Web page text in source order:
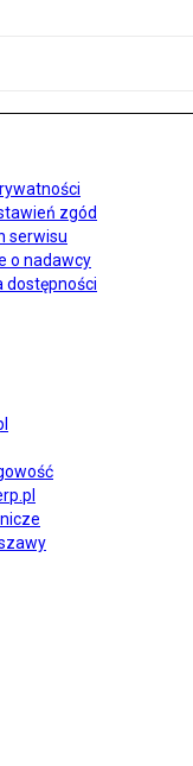
zgód
serwisu
o nadawcy
dostępności